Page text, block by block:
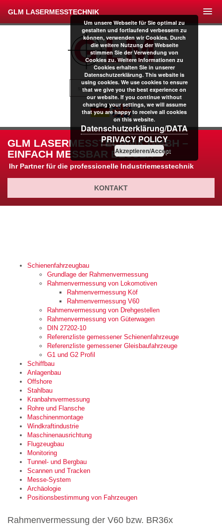
GLM LASERMESSTECHNIK
GLM LASERMESSTECHNIK GMBH –
EINFACH MESSBAR BESSER
Ihr Partner für die professionelle Industriemesstechnik
KONTAKT
Schienenfahrzeugbau
Grundlage der Rahmenvermessung
Rahmenvermessung von Lokomotiven
Rahmenvermessung Köf
Rahmenvermessung V60
Rahmenvermessung von Drehgestellen
Rahmenvermessung von Güterwagen
DIN 27202-10
Referenzliste gemessener Schienenfahrzeuge
Referenzliste gemessener Gleisbaufahrzeuge
G1 und G2 Profil
Schiffbau
Anlagenbau
Offshore
Stahlbau
Kranbahnvermessung
Rohre und Flansche
Maschinenmontage
Windkraftindustrie
Maschinenausrichtung
Flugzeugbau
Monitoring
Tunnel- und Bergbau
Scannen und Tracken
Messe-System
Archäologie
Positionsbestimmung von Fahrzeugen
Rahmenvermessung der V60 bzw. BR36x
Um unsere Webseite für Sie optimal zu
gestalten und fortlaufend verbessern zu
können, verwenden wir Cookies. Durch
die weitere Nutzung der Webseite
stimmen Sie der Verwendung von
Cookies zu. Weitere Informationen zu
Cookies erhalten Sie in unserer
Datenschutzerklärung. This website is
using cookies. We use cookies to ensure
that we give you the best experience on
our website. If you continue without
changing your settings, we will assume
that you are happy to receive all cookies
on this website.
Datenschutzerklärung/DATA
PRIVACY POLICY
Akzeptieren/Accept